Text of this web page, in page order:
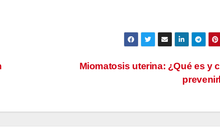
Miomatosis uterina: ¿Qué es y